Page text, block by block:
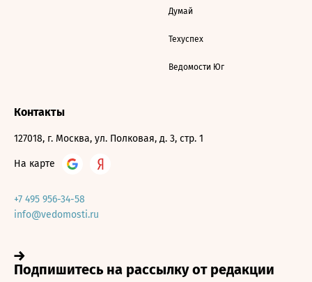
Думай
Техуспех
Ведомости Юг
Контакты
127018, г. Москва, ул. Полковая, д. 3, стр. 1
На карте
+7 495 956-34-58
info@vedomosti.ru